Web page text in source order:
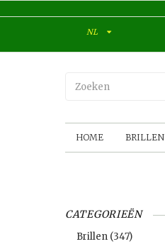
NL
HOME BRILLEN
CATEGORIEËN
Brillen (347)